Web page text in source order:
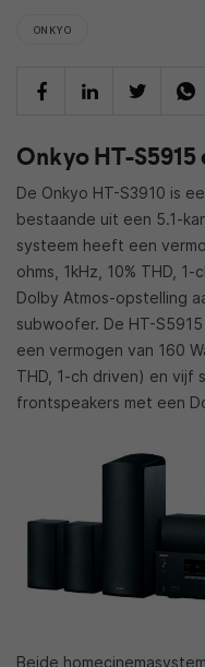
ONKYO
Onkyo HT-S5915
De Onkyo HT-S3910 is
bestaande uit een 5.1-
systeem heeft een
ohms, 1kHz, 10% THD,
Dolby Atmos-opstelling
subwoofer. De HT-
een vermogen van 160
THD, 1-ch driven) en vijf
frontspeakers met een
Beide